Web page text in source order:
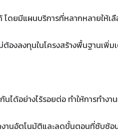
ดยมีแผนบริการที่หลากหลายให้เ
องลงทุนในโครงสร้างพื้นฐานเพิ่ม
ด้อย่างไร้รอยต่อ ทำให้การทำงา
งานอัตโนมัติและลดขั้นตอนที่ซับซ้อ